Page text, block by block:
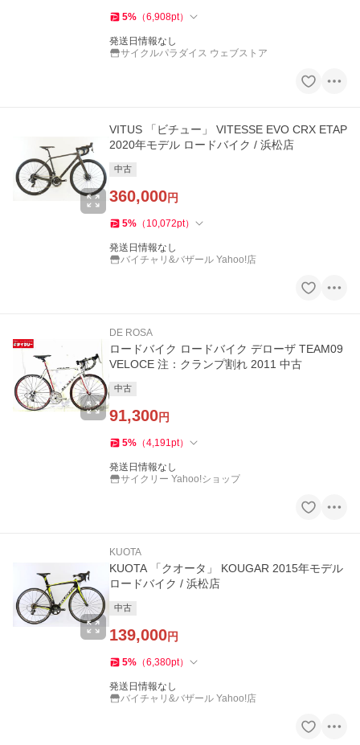
5% （6,908pt）
発送日情報なし
サイクルパラダイス ウェブストア
VITUS 「ビチュー」 VITESSE EVO CRX ETAP
2020年モデル ロードバイク / 浜松店
中古
360,000円
5% （ 10,072pt）
発送日情報なし
バイチャリ&バザール Yahoo!店
DE ROSA
ロードバイク ロードバイク デローザ TEAM09
VELOCE 注：クランプ割れ 2011 中古
中古
91,300円
5% （4,191pt）
発送日情報なし
サイクリー Yahoo!ショップ
KUOTA
KUOTA 「クオータ」 KOUGAR 2015年モデル
ロードバイク / 浜松店
中古
139,000円
5% （6,380pt）
発送日情報なし
バイチャリ&バザール Yahoo!店